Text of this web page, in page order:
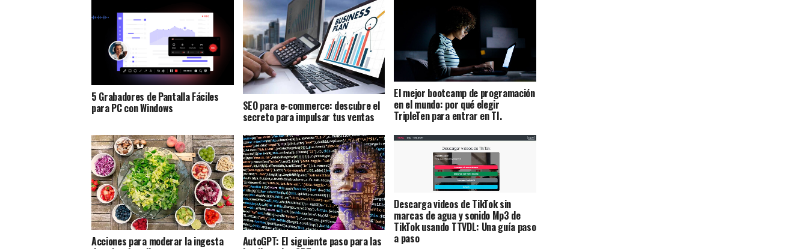
5 Grabadores de Pantalla Fáciles
para PC con Windows SEO para e-commerce: descubre el
secreto para impulsar tus ventas
El mejor bootcamp de programación
en el mundo: por qué elegir
TripleTen para entrar en TI.
Acciones para moderar la ingesta AutoGPT: El siguiente paso para las
Descarga videos de TikTok sin
marcas de agua y sonido Mp3 de
TikTok usando TTVDL: Una guía paso
a paso